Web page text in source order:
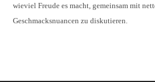
wieviel Freude es macht, gemeinsam mit
Geschmacksnuancen zu diskutieren.